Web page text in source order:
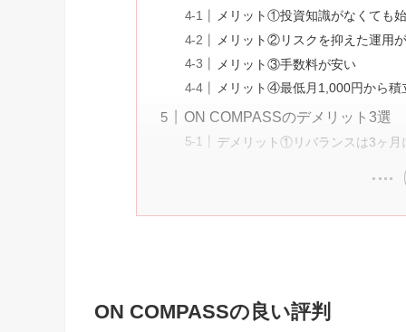
メリット①投資知識がなくても
メリット②リスクを抑えた運用
メリット③手数料が安い
メリット④最低月1,000円から積
ON COMPASSのデメリット3選
デメリット①リバランスは3ヶ月
ON COMPASSの良い評判